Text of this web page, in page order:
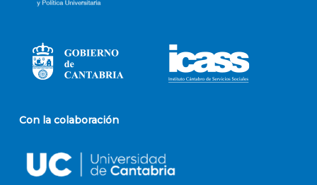
Con la colaboración